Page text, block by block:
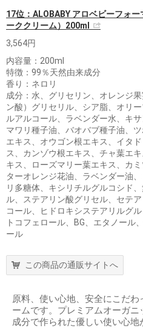
17位：ALOBABY アロベビーフォ
ーククリーム）200ml
3,564円
内容量：200ml
特徴：99％天然由来成分
香り：ネロリ
成分：水、グリセリン、オレンジ
ン酸）グリセリル、シア脂、オリ
ルアルコール、ラベンダー水、キ
マワリ種子油、バオバブ種子油、
エキス、オウゴン根エキス、イタ
ス、カンゾウ根エキス、チャ葉エ
キス、ローズマリー葉エキス、カ
ターオレンジ花油、ラベンダー油
リ多糖体、キシリチルグルコシド
ル、ステアリン酸グリセル、セテ
コール、ヒドロキシステアリルグ
トコフェロール、BG、エタノール
ール
この商品の通販サイトへ
原料、使い心地、安全にこだわ
ームです。プレミアムオーガ
成分で作られた優しい使い心地